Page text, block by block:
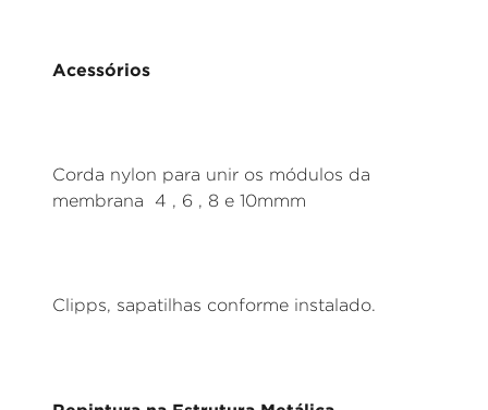
Acessórios
Corda nylon para unir os módulos da
membrana 4 , 6 , 8 e 10mmm
Clipps, sapatilhas conforme instalado.